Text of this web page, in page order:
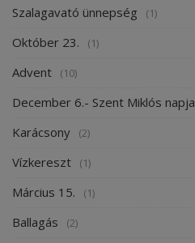
Szalagavató ünnepség (1)
Október 23. (1)
Advent (10)
December 6.- Szent Miklós napja
Karácsony (2)
Vízkereszt (1)
Március 15. (1)
Ballagás (2)